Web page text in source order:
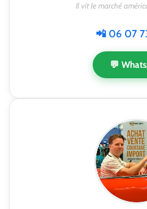
Il vit le marché
📲 06 07
💬